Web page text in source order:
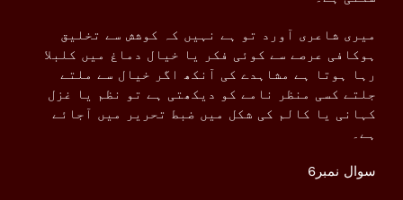
میری شاعری آورد تو ہے نہیں کہ کوشش سے تخلیق
ہوکافی عرصے سے کوئی فکر یا خیال دماغ میں کلبلا
رہا ہوتا ہے مشاہدے کی آنکھ اگر خیال سے ملتے
جلتے کسی منظر نامے کو دیکھتی ہے تو نظم یا غزل
کہانی یا کالم کی شکل میں ضبط تحریر میں آجائے
ہے۔
سوال نمبر6